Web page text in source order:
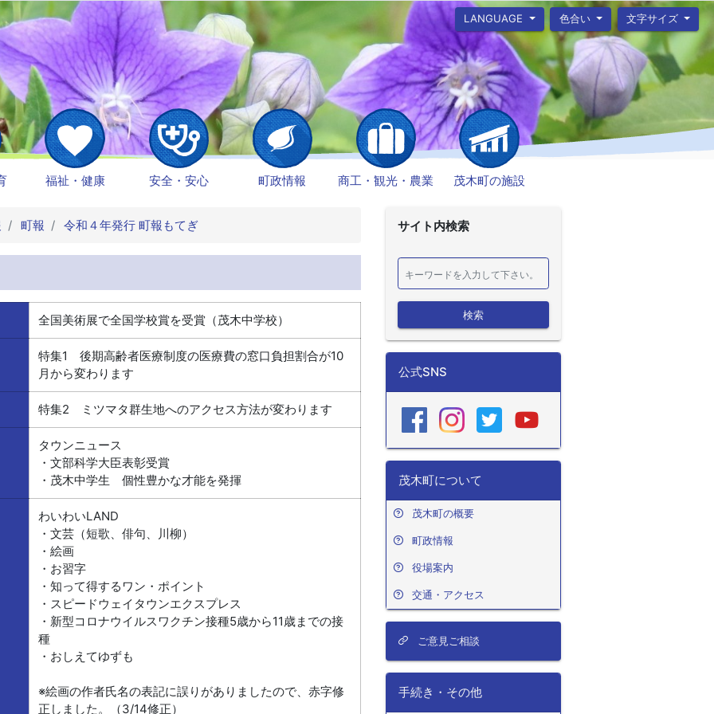
LANGUAGE 色合い 文字サイズ
福祉・健康 安全・安心 町政情報 商工・観光・農業 茂木町の施設
町報 令和４年発行 町報もてぎ
全国美術展で全国学校賞を受賞（茂木中学校）
特集1 後期高齢者医療制度の医療費の窓口負担割合が10
月から変わります
特集2 ミツマタ群生地へのアクセス方法が変わります
タウンニュース
・文部科学大臣表彰受賞
・茂木中学生 個性豊かな才能を発揮
わいわいLAND
・文芸（短歌、俳句、川柳）
・絵画
・お習字
・知って得するワン・ポイント
・スピードウェイタウンエクスプレス
・新型コロナウイルスワクチン接種5歳から11歳までの接
種
・おしえてゆずも
※絵画の作者氏名の表記に誤りがありましたので、赤字修
正しました。（3/14修正）
サイト内検索
検索
公式SNS
茂木町について
茂木町の概要
町政情報
役場案内
交通・アクセス
ご意見ご相談
手続き・その他